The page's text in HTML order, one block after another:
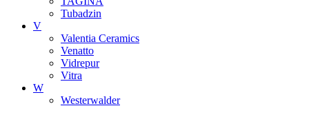
Tubadzin
V
Valentia Ceramics
Venatto
Vidrepur
Vitra
W
Westerwalder